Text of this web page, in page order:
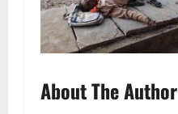
About The Author